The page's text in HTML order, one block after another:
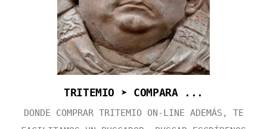
TRITEMIO ➤ COMPARA ...
DONDE COMPRAR TRITEMIO ON-LINE ADEMÁS, TE